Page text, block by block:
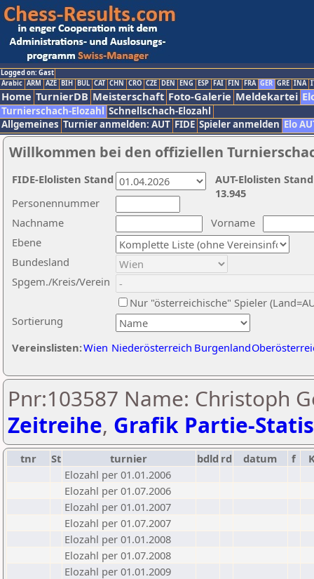
Logged on: Gast
Arabic ARM AZE BIH BUL CAT CHN CRO CZE DEN ENG ESP FAI FIN FRA GER GRE INA
Home TurnierDB Meisterschaft Foto-Galerie Meldekartei
Turnierschach-Elozahl Schnellschach-Elozahl
Allgemeines Turnier anmelden: AUT FIDE Spieler anmelden Elo
Willkommen bei den offiziellen
Nachname
Vorname
Ebene
Sortierung
Personennummer
Bundesland
Spgem./Kreis/Verein
Nur "österreichische" Spieler
Vereinslisten:Wien Niederösterreich Burgenland
AUT-Elolisten
13.945
FIDE-Elolisten Stand
Pnr:103587 Name: Christoph
Zeitreihe, Grafik Partie-
tnr St turnier bdld rd datum f
Elozahl per 01.01.2006
Elozahl per 01.07.2006
Elozahl per 01.01.2007
Elozahl per 01.07.2007
Elozahl per 01.01.2008
Elozahl per 01.07.2008
Elozahl per 01.01.2009